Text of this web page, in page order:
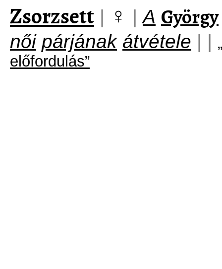
Zsorzsett | ♀ | A György
női párjának átvétele | |
előfordulás”